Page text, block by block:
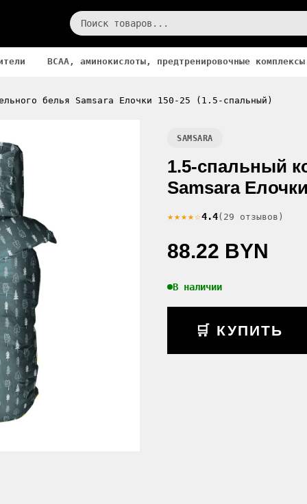
BCAA, аминокислоты, предтренировочные
белья Samsara Елочки 150-25 (1.5-спальный)
SAMSARA
1.5-спальный
Samsara
★★★★☆4.4(29 отзывов)
88.22 BYN
В наличии
🛒 КУПИТЬ